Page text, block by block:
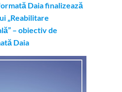
Daia finalizează
„Reabilitare
– obiectiv de
Daia